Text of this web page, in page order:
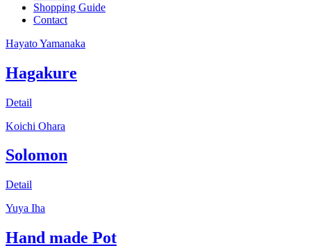
Shopping Guide
Contact
Hayato Yamanaka
Hagakure
Detail
Koichi Ohara
Solomon
Detail
Yuya Iha
Hand made Pot